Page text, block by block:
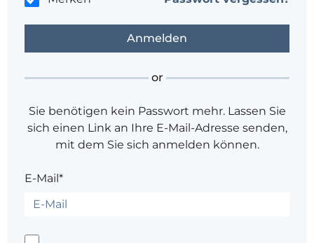
or
Sie benötigen kein Passwort mehr. Lassen Sie
sich einen Link an Ihre E-Mail-Adresse senden,
mit dem Sie sich anmelden können.
E-Mail*